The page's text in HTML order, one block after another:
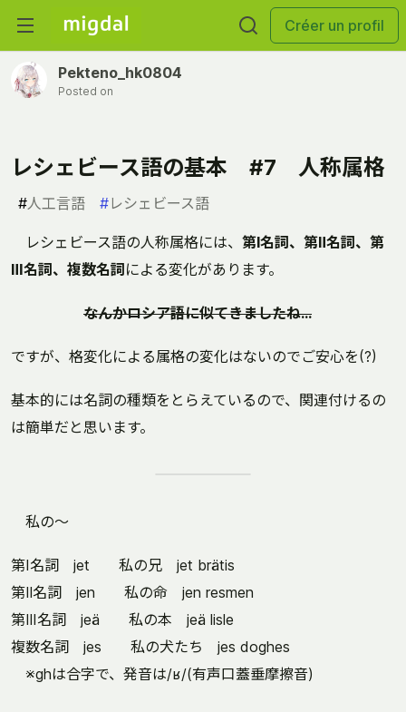
Créer un profil
Pekteno_hk0804
Posted on
レシェビース語の基本 #7 人称属格
#人工言語 #レシェビース語
レシェビース語の人称属格には、 第Ⅰ名詞、第Ⅱ名詞、第
Ⅲ名詞、複数名詞 による変化があります。
なんかロシア語に似てきましたね...
ですが、格変化による属格の変化はないのでご安心を(?)
基本的には名詞の種類をとらえているので、関連付けるの
は簡単だと思います。
私の～
第Ⅰ名詞 jet 私の兄 jet brätis
第Ⅱ名詞 jen 私の命 jen resmen
第Ⅲ名詞 jeä 私の本 jeä lisle
複数名詞 jes 私の犬たち jes doghes
※ghは合字で、発音は/ʁ/(有声口蓋垂摩擦音)